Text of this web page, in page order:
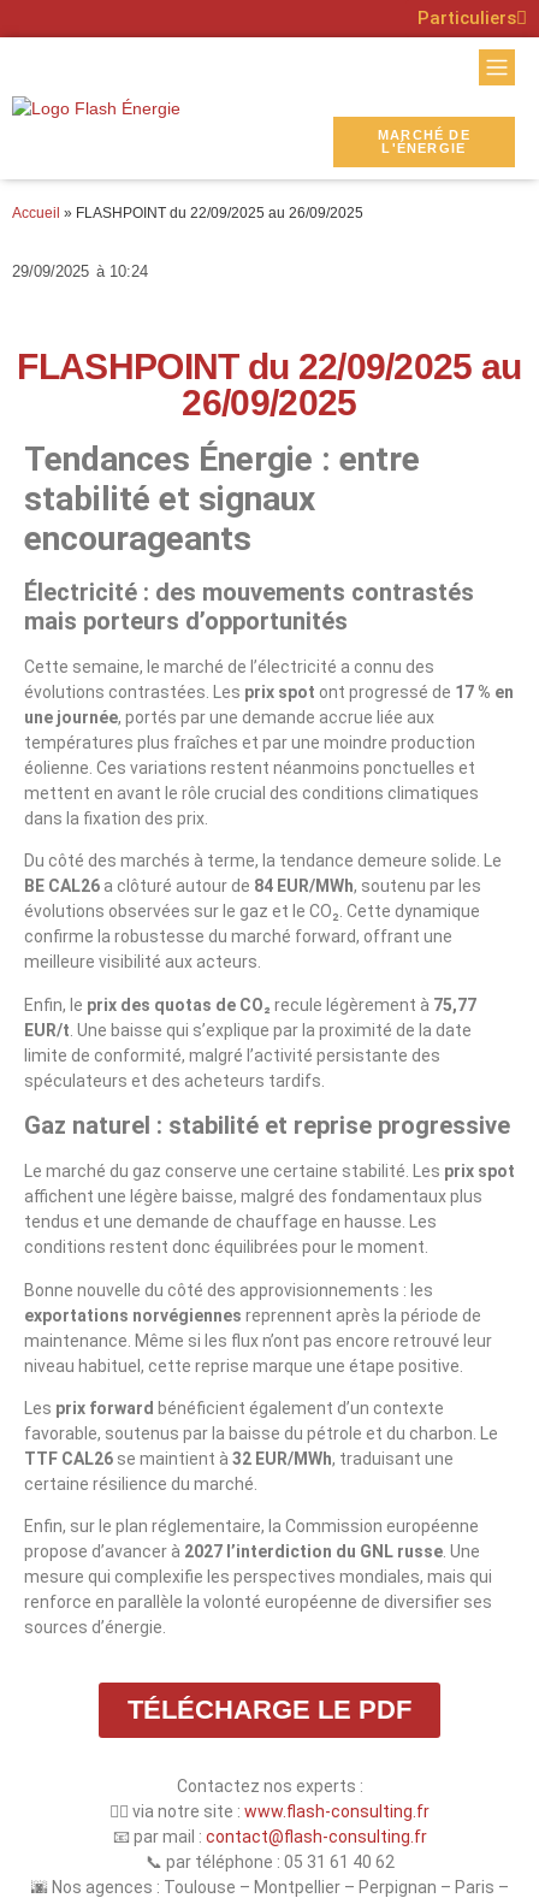
Particuliers
MARCHÉ DE
L'ÉNERGIE
Accueil » FLASHPOINT du 22/09/2025 au 26/09/2025
29/09/2025 à 10:24
FLASHPOINT du 22/09/2025 au
26/09/2025
Tendances Énergie : entre
stabilité et signaux
encourageants
Électricité : des mouvements contrastés
mais porteurs d’opportunités
Cette semaine, le marché de l’électricité a connu des
évolutions contrastées. Les prix spot ont progressé de 17 % en
une journée, portés par une demande accrue liée aux
températures plus fraîches et par une moindre production
éolienne. Ces variations restent néanmoins ponctuelles et
mettent en avant le rôle crucial des conditions climatiques
dans la fixation des prix.
Du côté des marchés à terme, la tendance demeure solide. Le
BE CAL26 a clôturé autour de 84 EUR/MWh, soutenu par les
évolutions observées sur le gaz et le CO₂. Cette dynamique
confirme la robustesse du marché forward, offrant une
meilleure visibilité aux acteurs.
Enfin, le prix des quotas de CO₂ recule légèrement à 75,77
EUR/t . Une baisse qui s’explique par la proximité de la date
limite de conformité, malgré l’activité persistante des
spéculateurs et des acheteurs tardifs.
Gaz naturel : stabilité et reprise progressive
Le marché du gaz conserve une certaine stabilité. Les prix spot
affichent une légère baisse, malgré des fondamentaux plus
tendus et une demande de chauffage en hausse. Les
conditions restent donc équilibrées pour le moment.
Bonne nouvelle du côté des approvisionnements : les
exportations norvégiennes reprennent après la période de
maintenance. Même si les flux n’ont pas encore retrouvé leur
niveau habituel, cette reprise marque une étape positive.
Les prix forward bénéficient également d’un contexte
favorable, soutenus par la baisse du pétrole et du charbon. Le
TTF CAL26 se maintient à 32 EUR/MWh, traduisant une
certaine résilience du marché.
Enfin, sur le plan réglementaire, la Commission européenne
propose d’avancer à 2027 l’interdiction du GNL russe. Une
mesure qui complexifie les perspectives mondiales, mais qui
renforce en parallèle la volonté européenne de diversifier ses
sources d’énergie.
TÉLÉCHARGE LE PDF
Contactez nos experts :
👉🏻 via notre site : www.flash-consulting.fr
📧 par mail : contact@flash-consulting.fr
📞 par téléphone : 05 31 61 40 62
🌆 Nos agences : Toulouse – Montpellier – Perpignan – Paris –